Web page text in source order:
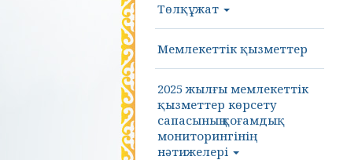
Төлқұжат
Мемлекеттік қызметтер
2025 жылғы мемлекеттік
қызметтер көрсету
сапасының қоғамдық
мониторингінің
нәтижелері